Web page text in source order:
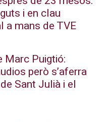
i en clau
a mans de TVE
Marc Puigtió:
però s’aferra
Sant Julià i el